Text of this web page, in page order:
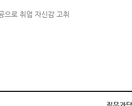
으로 취업 자신감 고취